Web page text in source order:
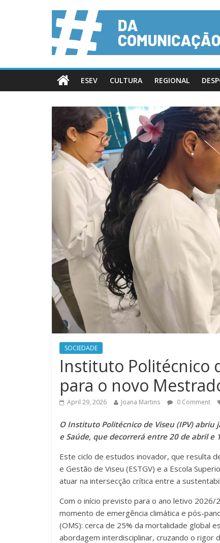
ESEV CULTURA REGIONAL
SOCIEDADE
Instituto Politécnico
para o novo
April 29, 2026 Joana Martins 0 Comment
O Instituto Politécnico de Viseu (IPV)
e Saúde, que decorrerá entre 20 de abril e
Este ciclo de estudos inovador, que resulta
e Gestão de Viseu (ESTGV) e a Escola
atuar na intersecção crítica entre a
Com o início previsto para o ano letivo
momento de emergência climática e pós-
(OMS): cerca de 25% da mortalidade global
abordagem interdisciplinar, cruzando o rigor